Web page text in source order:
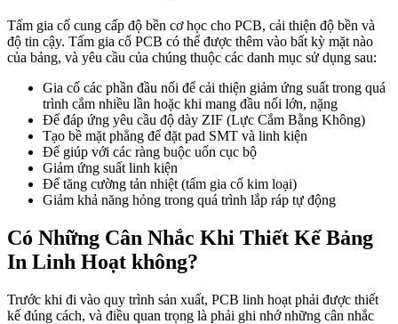
Tấm gia cố cung cấp độ bền cơ học cho PCB, cải thiện độ bền và
độ tin cậy. Tấm gia cố PCB có thể được thêm vào bất kỳ mặt nào
của bảng, và yêu cầu của chúng thuộc các danh mục sử dụng sau:
Gia cố các phần đầu nối để cải thiện giảm ứng suất trong quá
trình cắm nhiều lần hoặc khi mang đầu nối lớn, nặng
Để đáp ứng yêu cầu độ dày ZIF (Lực Cắm Bằng Không)
Tạo bề mặt phẳng để đặt pad SMT và linh kiện
Để giúp với các ràng buộc uốn cục bộ
Giảm ứng suất linh kiện
Để tăng cường tản nhiệt (tấm gia cố kim loại)
Giảm khả năng hỏng trong quá trình lắp ráp tự động
Có Những Cân Nhắc Khi Thiết Kế Bảng
In Linh Hoạt không?
Trước khi đi vào quy trình sản xuất, PCB linh hoạt phải được thiết
kế đúng cách, và điều quan trọng là phải ghi nhớ những cân nhắc